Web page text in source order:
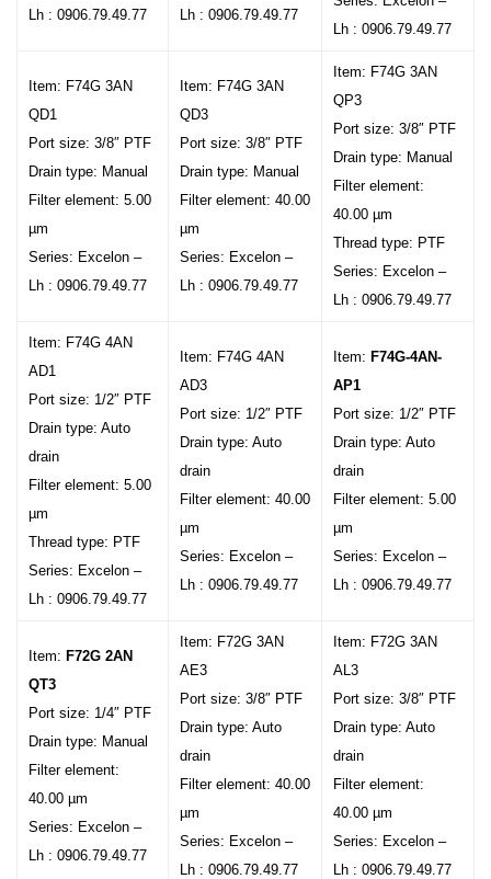
Lh : 0906.79.49.77
Lh : 0906.79.49.77
Lh : 0906.79.49.77
Item: F74G 3AN
QD1
Port size: 3/8″ PTF
Drain type: Manual
Filter element: 5.00
µm
Series: Excelon –
Lh : 0906.79.49.77
Item: F74G 3AN
QD3
Port size: 3/8″ PTF
Drain type: Manual
Filter element: 40.00
µm
Series: Excelon –
Lh : 0906.79.49.77
Item: F74G 3AN
QP3
Port size: 3/8″ PTF
Drain type: Manual
Filter element:
40.00 µm
Thread type: PTF
Series: Excelon –
Lh : 0906.79.49.77
Item: F74G 4AN
AD1
Port size: 1/2″ PTF
Drain type: Auto
drain
Filter element: 5.00
µm
Thread type: PTF
Series: Excelon –
Lh : 0906.79.49.77
Item: F74G 4AN
AD3
Port size: 1/2″ PTF
Drain type: Auto
drain
Filter element: 40.00
µm
Series: Excelon –
Lh : 0906.79.49.77
Item: F74G-4AN-
AP1
Port size: 1/2″ PTF
Drain type: Auto
drain
Filter element: 5.00
µm
Series: Excelon –
Lh : 0906.79.49.77
Item: F72G 2AN
QT3
Port size: 1/4″ PTF
Drain type: Manual
Filter element:
40.00 µm
Series: Excelon –
Lh : 0906.79.49.77
Item: F72G 3AN
AE3
Port size: 3/8″ PTF
Drain type: Auto
drain
Filter element: 40.00
µm
Series: Excelon –
Lh : 0906.79.49.77
Item: F72G 3AN
AL3
Port size: 3/8″ PTF
Drain type: Auto
drain
Filter element:
40.00 µm
Series: Excelon –
Lh : 0906.79.49.77